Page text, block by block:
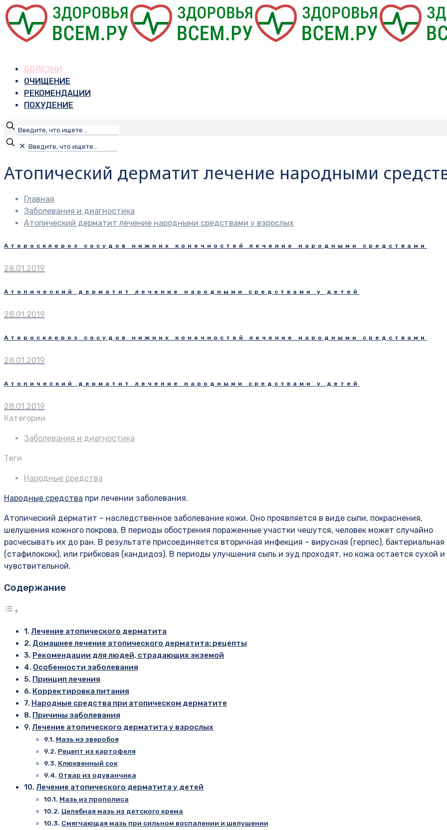
БОЛЕЗНИ
ОЧИЩЕНИЕ
РЕКОМЕНДАЦИИ
ПОХУДЕНИЕ
✕
Атопический дерматит лечение народными
Главная
Заболевания и диагностика
Атопический дерматит лечение народными средствами у взрослых
Атеросклероз сосудов нижних конечностей лечение народными средствами
28.01.2019
Атопический дерматит лечение народными средствами у детей
28.01.2019
Атеросклероз сосудов нижних конечностей лечение народными средствами
28.01.2019
Атопический дерматит лечение народными средствами у детей
28.01.2019
Категории
Заболевания и диагностика
Теги
Народные средства
Народные средства при лечении заболевания.
Атопический дерматит – наследственное заболевание кожи. Оно проявляется в виде сыпи, покраснения,
шелушения кожного покрова. В периоды обострения пораженные участки чешутся, человек может случайно
расчесывать их до ран. В результате присоединяется вторичная инфекция – вирусная (герпес), бактериальная
(стафилококк), или грибковая (кандидоз). В периоды улучшения сыпь и зуд проходят, но кожа остается сухой и
чувствительной.
Содержание
Лечение атопического дерматита
Домашнее лечение атопического дерматита: рецепты
Рекомендации для людей, страдающих экземой
Особенности заболевания
Принцип лечения
Корректировка питания
Народные средства при атопическом дерматите
Причины заболевания
Лечение атопического дерматита у взрослых
Мазь из зверобоя
Рецепт из картофеля
Клюквенный сок
Отвар из одуванчика
Лечение атопического дерматита у детей
Мазь из прополиса
Целебная мазь из детского крема
Смягчающая мазь при сильном воспалении и шелушении